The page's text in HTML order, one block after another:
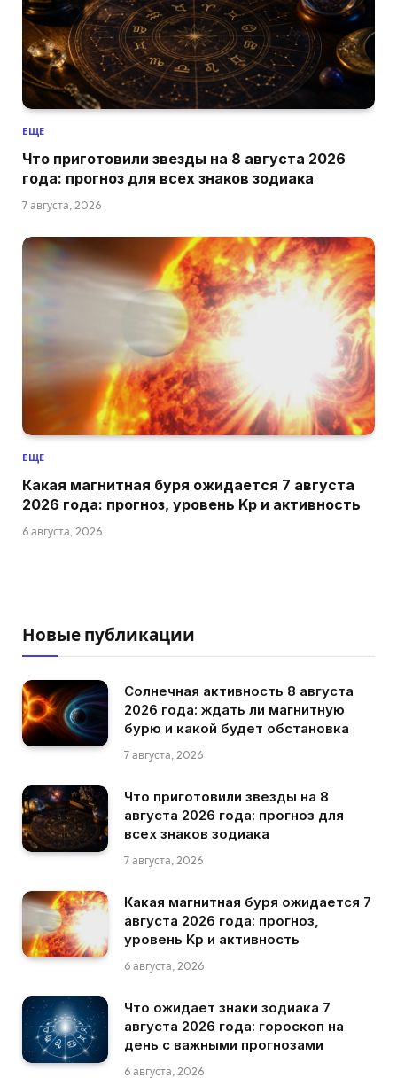
ЕЩЕ
Что приготовили звезды на 8 августа 2026
года: прогноз для всех знаков зодиака
7 августа, 2026
ЕЩЕ
Какая магнитная буря ожидается 7 августа
2026 года: прогноз, уровень Kp и активность
6 августа, 2026
Новые публикации
Солнечная активность 8 августа
2026 года: ждать ли магнитную
бурю и какой будет обстановка
7 августа, 2026
Что приготовили звезды на 8
августа 2026 года: прогноз для
всех знаков зодиака
7 августа, 2026
Какая магнитная буря ожидается 7
августа 2026 года: прогноз,
уровень Kp и активность
6 августа, 2026
Что ожидает знаки зодиака 7
августа 2026 года: гороскоп на
день с важными прогнозами
6 августа, 2026